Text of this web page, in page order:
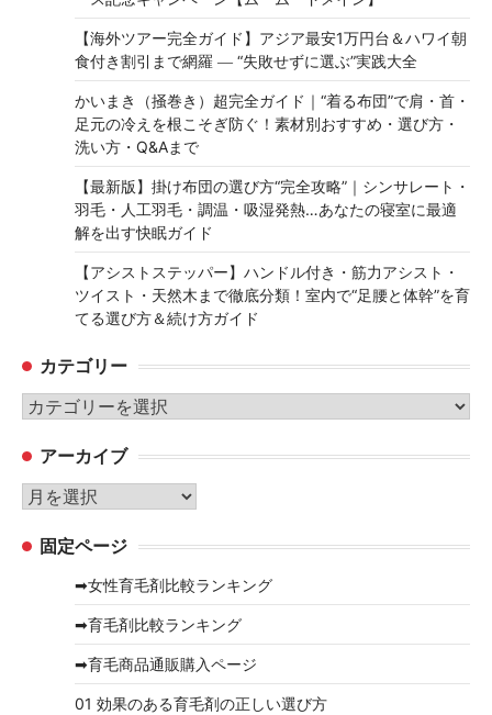
【海外ツアー完全ガイド】アジア最安1万円台＆ハワイ朝
食付き割引まで網羅 ― “失敗せずに選ぶ”実践大全
かいまき（掻巻き）超完全ガイド｜“着る布団”で肩・首・
足元の冷えを根こそぎ防ぐ！素材別おすすめ・選び方・
洗い方・Q&Aまで
【最新版】掛け布団の選び方“完全攻略”｜シンサレート・
羽毛・人工羽毛・調温・吸湿発熱…あなたの寝室に最適
解を出す快眠ガイド
【アシストステッパー】ハンドル付き・筋力アシスト・
ツイスト・天然木まで徹底分類！室内で“足腰と体幹”を育
てる選び方＆続け方ガイド
カテゴリー
カ
ゴ
リ
ー
アーカイブ
ア
カ 固定ページ
➡女性育毛剤比較ランキング
➡育毛剤比較ランキング
➡育毛商品通販購入ページ
01 効果のある育毛剤の正しい選び方